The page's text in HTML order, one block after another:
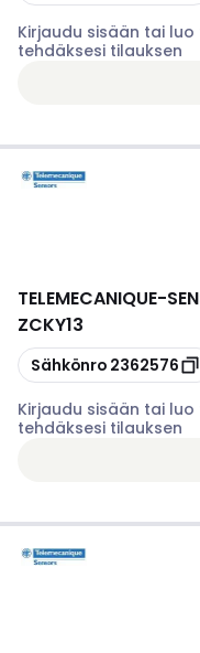
Kirjaudu sisään tai
tehdäksesi tilauksen
TELEMECANIQUE-
ZCKY13
Kopioi
Sähkönro 2362576
Kirjaudu sisään tai
tehdäksesi tilauksen